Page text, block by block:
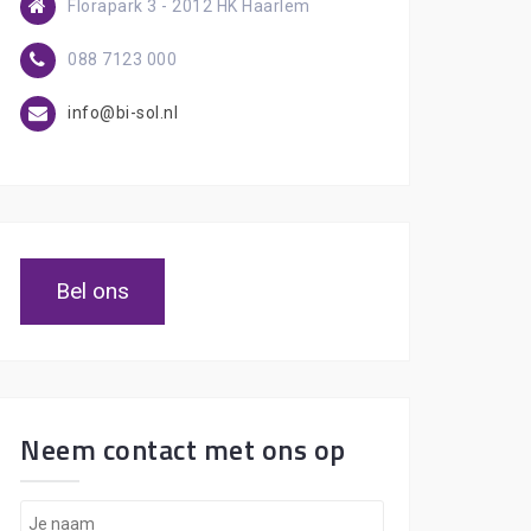
Florapark 3 - 2012 HK Haarlem
088 7123 000
info@bi-sol.nl
Bel ons
Neem contact met ons op